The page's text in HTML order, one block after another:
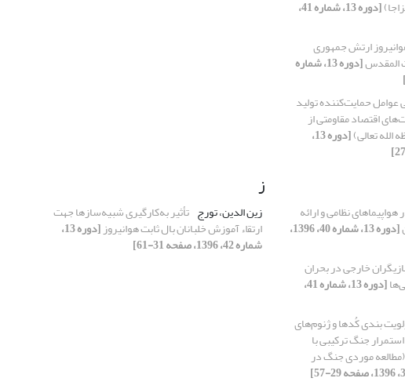
[دوره 13، شماره 41،
ارتش جمهوری
المقدس [دوره 13، شماره
عوامل حمایت‌کننده تولید
اقتصاد مقاومتی از
تعالی) [دوره 13،
نظامی و ارائه
[دوره 13، شماره 40، 1396،
خارجی در بحران
[دوره 13، شماره 41،
بندی کُدها و ژنوم‌های
جنگ ترکیبی با
موردی جنگ در
ز
زین الدین، تورج تأثیر به‌کارگیری شبیه‌سازها جهت
ارﺗﻘاء آموزش خلبانان بال ثابت هوانیروز [دوره 13،
شماره 42، 1396، صفحه 31-61]